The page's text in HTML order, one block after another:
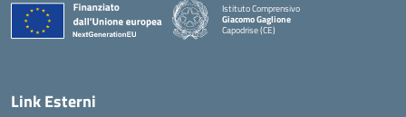
Istituto Comprensivo
Giacomo Gaglione
Capodrise (CE)
— Visita la pagina iniziale della scuola
Link Esterni